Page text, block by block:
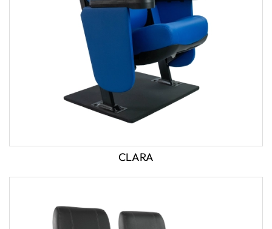
CLARA